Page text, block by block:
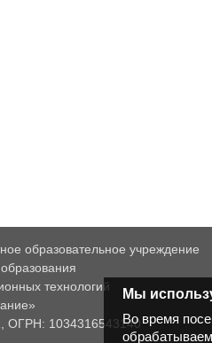
Мы
Во время
образовательное учреждение
технологий
ОГРН: 1034316543140